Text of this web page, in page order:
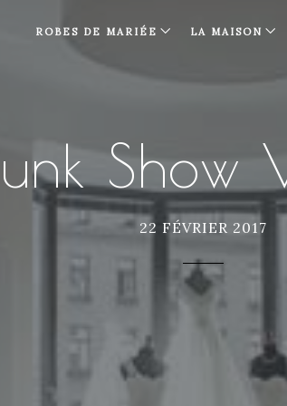
ROBES DE MARIÉE LA MAISON
Show
22 FÉVRIER 2017